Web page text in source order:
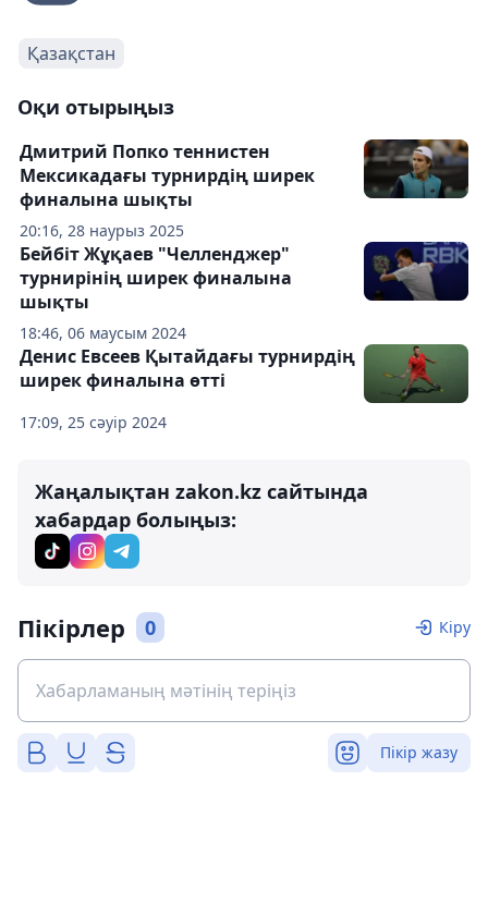
Қазақстан
Оқи отырыңыз
20:16, 28 наурыз 2025
Дмитрий Попко теннистен
Мексикадағы турнирдің ширек
финалына шықты
18:46, 06 маусым 2024
Бейбіт Жұқаев "Челленджер"
турнирінің ширек финалына
шықты
17:09, 25 сәуір 2024
Денис Евсеев Қытайдағы турнирдің
ширек финалына өтті
Жаңалықтан zakon.kz сайтында
хабардар болыңыз:
Пікірлер 0 Кіру
Пікір жазу